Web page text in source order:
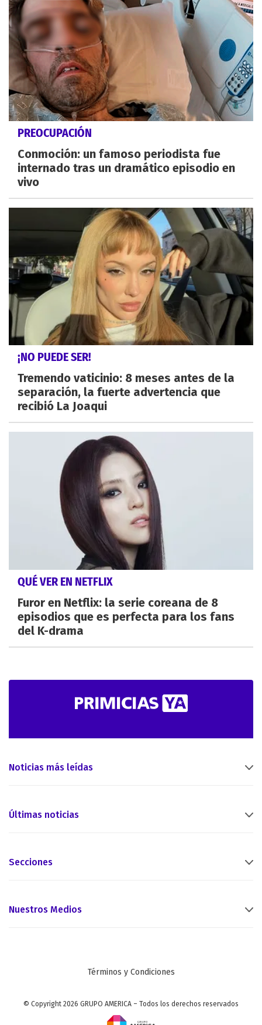
PREOCUPACIÓN
Conmoción: un famoso periodista fue
internado tras un dramático episodio en
vivo
¡NO PUEDE SER!
Tremendo vaticinio: 8 meses antes de la
separación, la fuerte advertencia que
recibió La Joaqui
QUÉ VER EN NETFLIX
Furor en Netflix: la serie coreana de 8
episodios que es perfecta para los fans
del K-drama
Noticias más leídas
Últimas noticias
Secciones
Nuestros Medios
Términos y Condiciones
© Copyright 2026 GRUPO AMERICA – Todos los derechos reservados